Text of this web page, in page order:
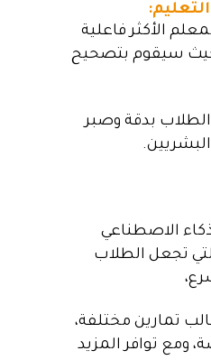
الأكثر فاعلية
حيث سيقوم بتصحيح
الطلاب بدقة وصبر
الاصطناعي
تجعل الطلاب
تمارين مختلفة،
ومع توافر المزيد